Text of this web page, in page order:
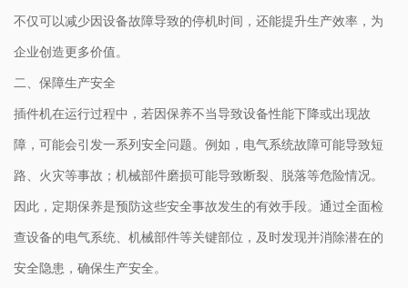
不仅可以减少因设备故障导致的停机时间，还能提升生产效率，为
企业创造更多价值。
二、保障生产安全
插件机在运行过程中，若因保养不当导致设备性能下降或出现故
障，可能会引发一系列安全问题。例如，电气系统故障可能导致短
路、火灾等事故；机械部件磨损可能导致断裂、脱落等危险情况。
因此，定期保养是预防这些安全事故发生的有效手段。通过全面检
查设备的电气系统、机械部件等关键部位，及时发现并消除潜在的
安全隐患，确保生产安全。